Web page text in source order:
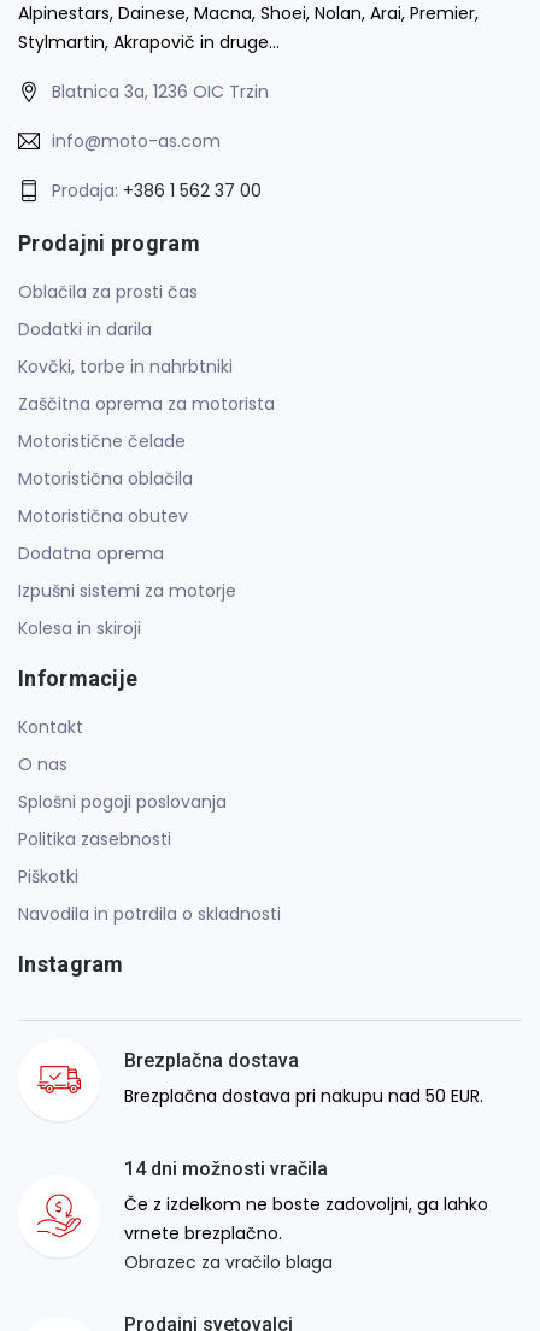
Alpinestars, Dainese, Macna, Shoei, Nolan, Arai, Premier,
Stylmartin, Akrapovič in druge…
Blatnica 3a, 1236 OIC Trzin
info@moto-as.com
Prodaja: +386 1 562 37 00
Prodajni program
Oblačila za prosti čas
Dodatki in darila
Kovčki, torbe in nahrbtniki
Zaščitna oprema za motorista
Motoristične čelade
Motoristična oblačila
Motoristična obutev
Dodatna oprema
Izpušni sistemi za motorje
Kolesa in skiroji
Informacije
Kontakt
O nas
Splošni pogoji poslovanja
Politika zasebnosti
Piškotki
Navodila in potrdila o skladnosti
Instagram
Brezplačna dostava
Brezplačna dostava pri nakupu nad 50 EUR.
14 dni možnosti vračila
Če z izdelkom ne boste zadovoljni, ga lahko
vrnete brezplačno.
Obrazec za vračilo blaga
Prodajni svetovalci